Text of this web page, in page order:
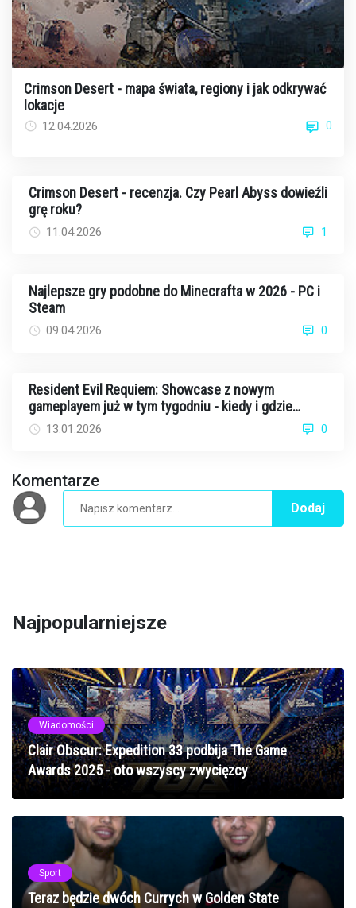
Crimson Desert - mapa świata, regiony i jak odkrywać
lokacje
12.04.2026 0
Crimson Desert - recenzja. Czy Pearl Abyss dowieźli
grę roku?
11.04.2026 1
Najlepsze gry podobne do Minecrafta w 2026 - PC i
Steam
09.04.2026 0
Resident Evil Requiem: Showcase z nowym
gameplayem już w tym tygodniu - kiedy i gdzie
oglądać?
13.01.2026 0
Komentarze
Dodaj
Najpopularniejsze
Wiadomości
Clair Obscur: Expedition 33 podbija The Game
Awards 2025 - oto wszyscy zwycięzcy
Sport
Teraz będzie dwóch Currych w Golden State